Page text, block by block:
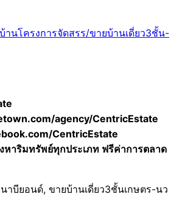
านโครงการจัดสรร/ขายบ้านเดี่ยว3ชั้น-
agency/CentricEstate
CentricEstate
หาริมทรัพย์ทุกประเภท ฟรีค่าการตลาด
าบียอนด์, ขายบ้านเดี่ยว3ชั้นเกษตร-นว